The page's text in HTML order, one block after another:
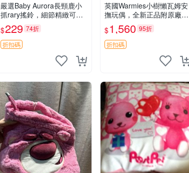
嚴選Baby Aurora長頸鹿小
抓rary搖鈴，細節精緻可聆
聽清脆鈴音 軟萌可愛 定制
紀念 金屬搖鈴 新手媽咪推
薦 長頸鹿 抓rary 搖鈴
$229 74折
折扣碼
英國Warmies小樹懶瓦姆安
撫玩偶，全新正品附原廠吊
牌與防塵袋，內藏薰衣草可
加熱，適合各個年齡層，冷
暖兩用享受抱抱樂趣，不容
錯過嚴選好物 溫暖 冷感
$1,560 95折
折扣碼